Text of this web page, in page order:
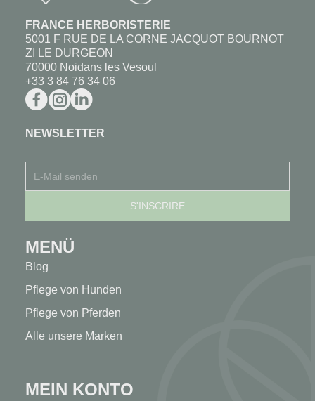
FRANCE HERBORISTERIE
5001 F RUE DE LA CORNE JACQUOT BOURNOT
ZI LE DURGEON
70000 Noidans les Vesoul
+33 3 84 76 34 06
NEWSLETTER
MENÜ
Blog
Pflege von Hunden
Pflege von Pferden
Alle unsere Marken
MEIN KONTO